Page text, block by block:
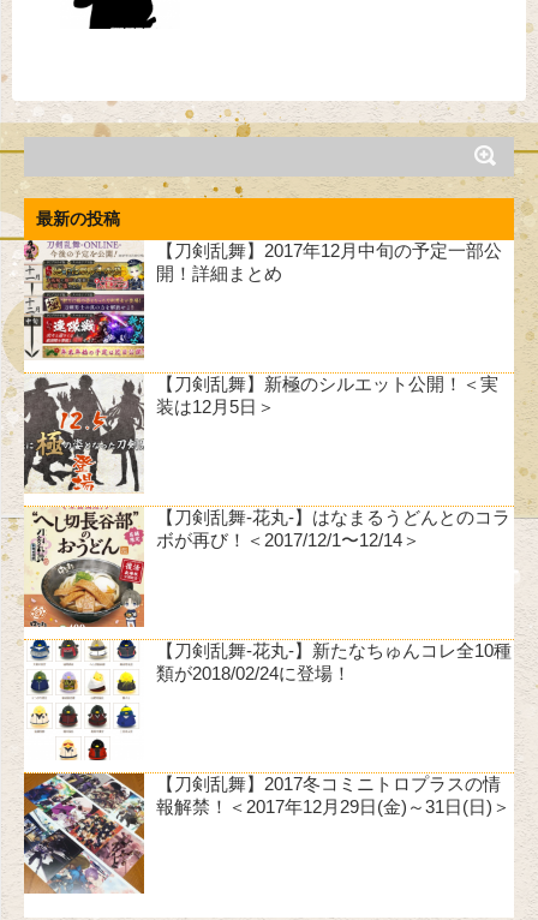
最新の投稿
【刀剣乱舞】2017年12月中旬の予定一部公
開！詳細まとめ
【刀剣乱舞】新極のシルエット公開！＜実
装は12月5日＞
【刀剣乱舞-花丸-】はなまるうどんとのコラ
ボが再び！＜2017/12/1〜12/14＞
【刀剣乱舞-花丸-】新たなちゅんコレ全10種
類が2018/02/24に登場！
【刀剣乱舞】2017冬コミニトロプラスの情
報解禁！＜2017年12月29日(金)～31日(日)＞